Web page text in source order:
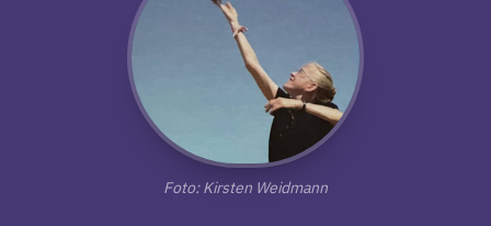
Foto: Kirsten Weidmann